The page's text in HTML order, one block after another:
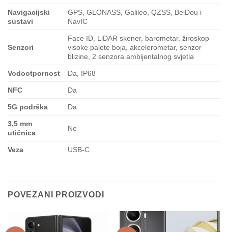
Navigacijski
sustavi
GPS, GLONASS, Galileo, QZSS, BeiDou i
NavIC
Senzori
Face ID, LiDAR skener, barometar, žiroskop
visoke palete boja, akcelerometar, senzor
blizine, 2 senzora ambijentalnog svjetla
Vodootpornost Da, IP68
NFC Da
5G podrška Da
3,5 mm
utičnica
Ne
Veza USB-C
POVEZANI PROIZVODI